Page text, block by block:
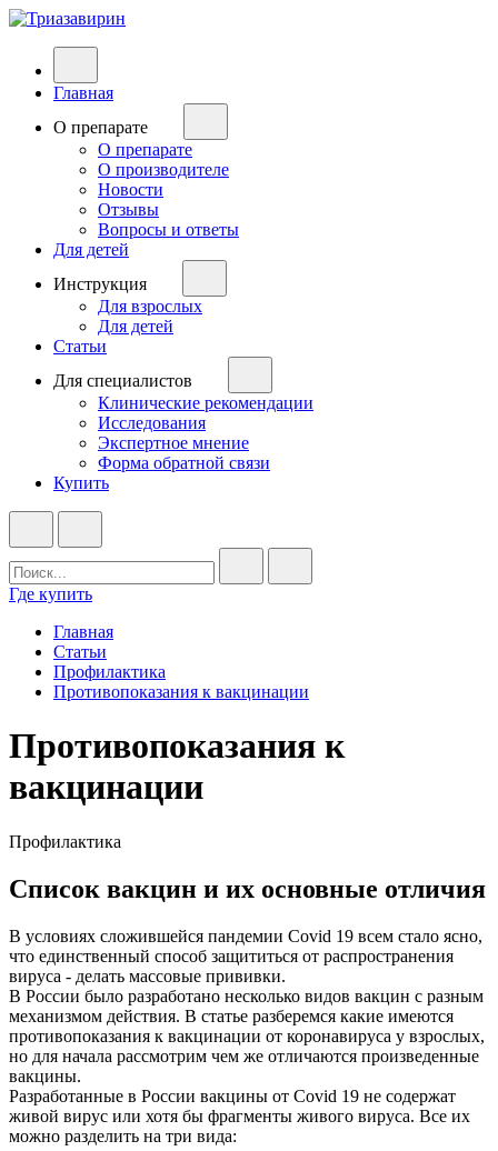
Главная
О препарате
О препарате
О производителе
Новости
Отзывы
Вопросы и ответы
Для детей
Инструкция
Для взрослых
Для детей
Статьи
Для специалистов
Клинические рекомендации
Исследования
Экспертное мнение
Форма обратной связи
Купить
Где купить
Главная
Статьи
Профилактика
Противопоказания к вакцинации
Противопоказания к
вакцинации
Профилактика
Список вакцин и их основные отличия
В условиях сложившейся пандемии Covid 19 всем стало ясно,
что единственный способ защититься от распространения
вируса - делать массовые прививки.
В России было разработано несколько видов вакцин с разным
механизмом действия. В статье разберемся какие имеются
противопоказания к вакцинации от коронавируса у взрослых,
но для начала рассмотрим чем же отличаются произведенные
вакцины.
Разработанные в России вакцины от Covid 19 не содержат
живой вирус или хотя бы фрагменты живого вируса. Все их
можно разделить на три вида: